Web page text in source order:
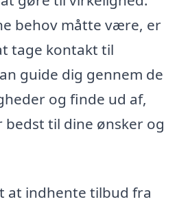
behov måtte være, er
tage kontakt til
guide dig gennem de
og finde ud af,
bedst til dine ønsker og
at indhente tilbud fra